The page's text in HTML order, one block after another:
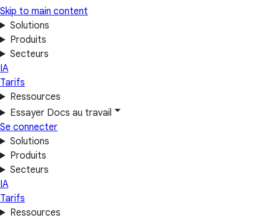
Skip to main content
Solutions
Produits
Secteurs
IA
Tarifs
Ressources
Essayer Docs au travail
Se connecter
Solutions
Produits
Secteurs
IA
Tarifs
Ressources